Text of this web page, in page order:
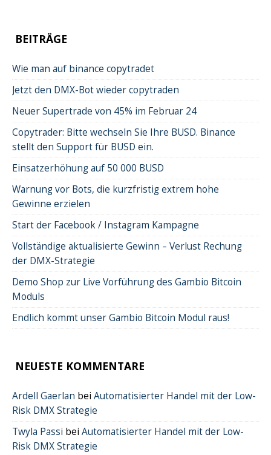
BEITRÄGE
Wie man auf binance copytradet
Jetzt den DMX-Bot wieder copytraden
Neuer Supertrade von 45% im Februar 24
Copytrader: Bitte wechseln Sie Ihre BUSD. Binance
stellt den Support für BUSD ein.
Einsatzerhöhung auf 50 000 BUSD
Warnung vor Bots, die kurzfristig extrem hohe
Gewinne erzielen
Start der Facebook / Instagram Kampagne
Vollständige aktualisierte Gewinn – Verlust Rechung
der DMX-Strategie
Demo Shop zur Live Vorführung des Gambio Bitcoin
Moduls
Endlich kommt unser Gambio Bitcoin Modul raus!
NEUESTE KOMMENTARE
Ardell Gaerlan bei Automatisierter Handel mit der Low-
Risk DMX Strategie
Twyla Passi bei Automatisierter Handel mit der Low-
Risk DMX Strategie